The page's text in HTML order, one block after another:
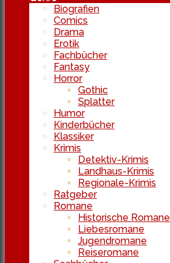
Biografien
Comics
Drama
Erotik
Fachbücher
Fantasy
Horror
Gothic
Splatter
Humor
Kinderbücher
Klassiker
Krimis
Detektiv-Krimis
Landhaus-Krimis
Regionale-Krimis
Ratgeber
Romane
Historische Romane
Liebesromane
Jugendromane
Reiseromane